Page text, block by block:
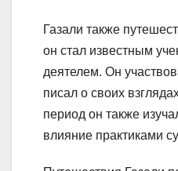
Газали также
он стал известным
деятелем. Он
писал о своих
период он также
влияние практиками